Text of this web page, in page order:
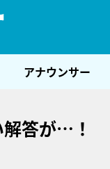
アナウンサー
答が…！